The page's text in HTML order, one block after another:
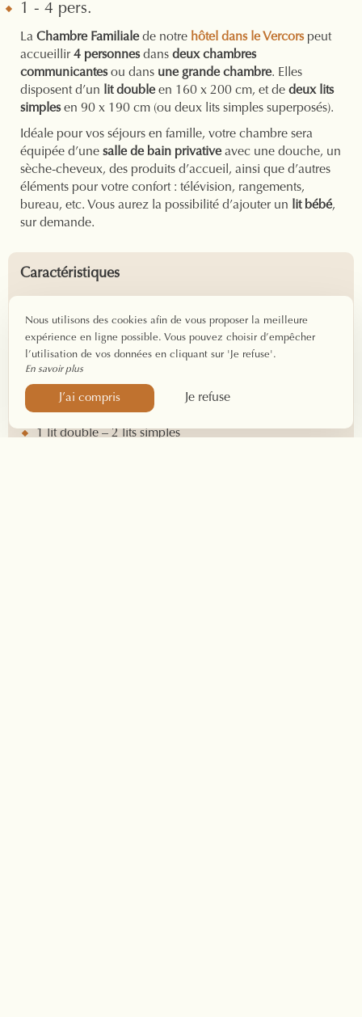
1 - 4 pers.
La Chambre Familialede notre hôtel dans le Vercorspeut
accueillir 4 personnesdans deux chambres
communicantesou dans une grande chambre. Elles
disposent d’un lit doubleen 160 x 200 cm, et de deux lits
simplesen 90 x 190 cm (ou deux lits simples superposés).
Idéale pour vos séjours en famille, votre chambre sera
équipée d’une salle de bain privativeavec une douche, un
sèche-cheveux, des produits d’accueil, ainsi que d’autres
éléments pour votre confort : télévision, rangements,
bureau, etc. Vous aurez la possibilité d’ajouter un lit bébé,
sur demande.
Caractéristiques
4 personnes
Check-in : 17h-19h
Check-out : avant 10h
Équipements
1 lit double – 2 lits simples
Nous utilisons des cookies afin de vous proposer la meilleure
expérience en ligne possible. Vous pouvez choisir d’empêcher
l’utilisation de vos données en cliquant sur 'Je refuse'.
En savoir plus
J’ai compris Je refuse